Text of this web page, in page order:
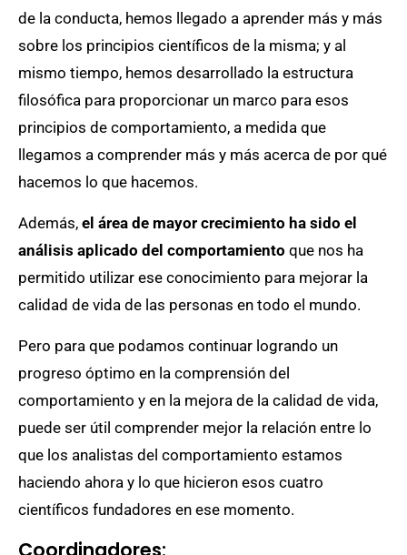
de la conducta, hemos llegado a aprender más y más
sobre los principios científicos de la misma; y al
mismo tiempo, hemos desarrollado la estructura
filosófica para proporcionar un marco para esos
principios de comportamiento, a medida que
llegamos a comprender más y más acerca de por qué
hacemos lo que hacemos.
Además, el área de mayor crecimiento ha sido el
análisis aplicado del comportamiento que nos ha
permitido utilizar ese conocimiento para mejorar la
calidad de vida de las personas en todo el mundo.
Pero para que podamos continuar logrando un
progreso óptimo en la comprensión del
comportamiento y en la mejora de la calidad de vida,
puede ser útil comprender mejor la relación entre lo
que los analistas del comportamiento estamos
haciendo ahora y lo que hicieron esos cuatro
científicos fundadores en ese momento.